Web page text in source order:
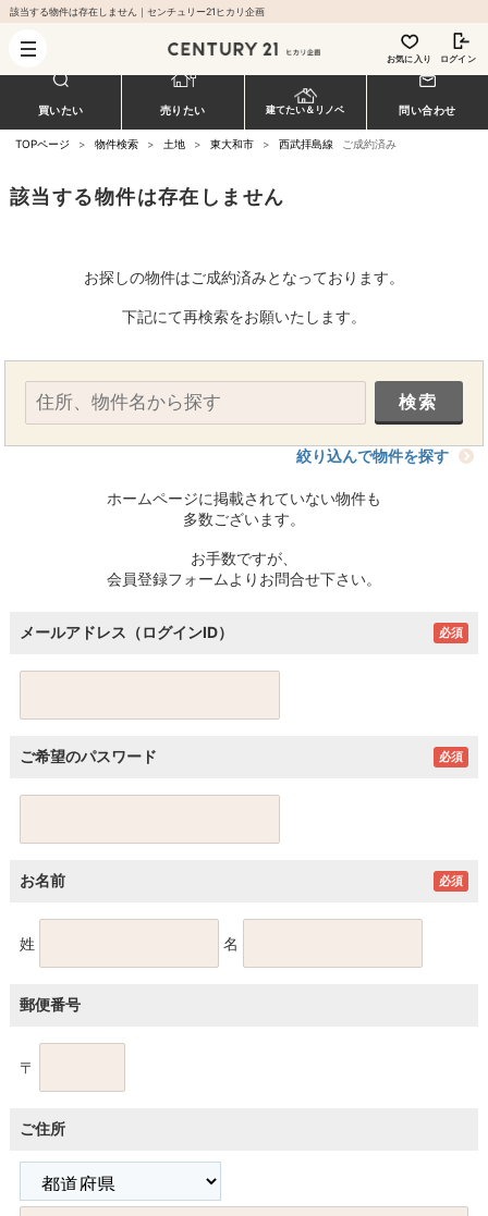
該当する物件は存在しません｜センチュリー21ヒカリ企画
お気に入り ログイン
買いたい 売りたい 建てたい＆リノベ 問い合わせ
TOPページ > 物件検索 > 土地 > 東大和市 > 西武拝島線 ご成約済み
該当する物件は存在しません
お探しの物件はご成約済みとなっております。
下記にて再検索をお願いたします。
絞り込んで物件を探す
ホームページに掲載されていない物件も
多数ございます。
お手数ですが、
会員登録フォームよりお問合せ下さい。
メールアドレス（ログインID） 必須
ご希望のパスワード 必須
お名前 必須
姓 名
郵便番号
〒
ご住所